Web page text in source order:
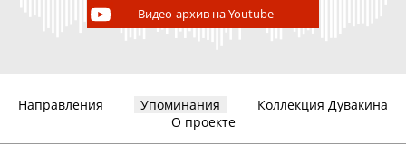
Видео-архив на Youtube
Направления Упоминания
Коллекция Дувакина
О проекте